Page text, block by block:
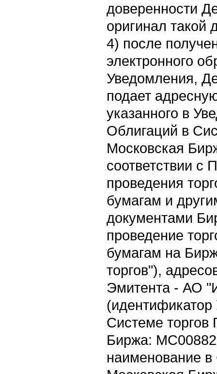
доверенности
оригинал такой
4) после
электронного
Уведомления,
подает
указанного в
Облигаций в
Московская
соответствии с
проведения
бумагам и
документами
проведение
бумагам на
торгов"),
Эмитента - АО
(идентификатор
Системе
Биржа:
наименование